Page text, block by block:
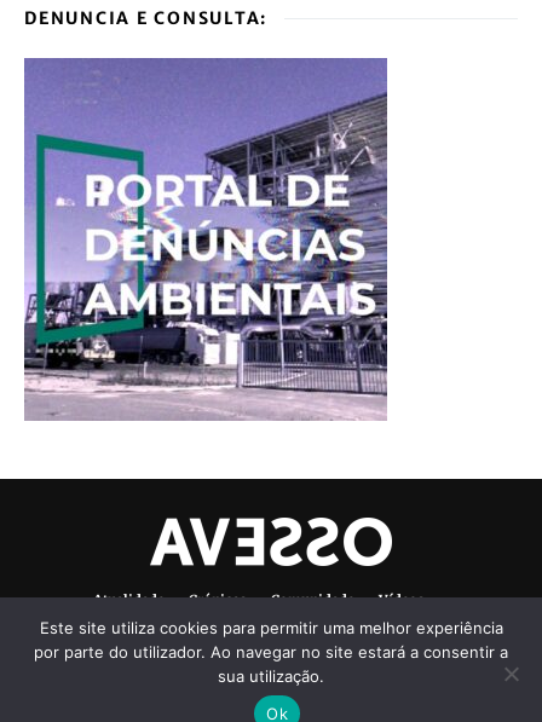
DENUNCIA E CONSULTA:
Atualidade Crónicas Comunidade
Vídeos
Denúncias Ambientais
Ficha Técnica
Este site utiliza cookies para permitir uma melhor experiência
por parte do utilizador. Ao navegar no site estará a consentir a
sua utilização.
Ok